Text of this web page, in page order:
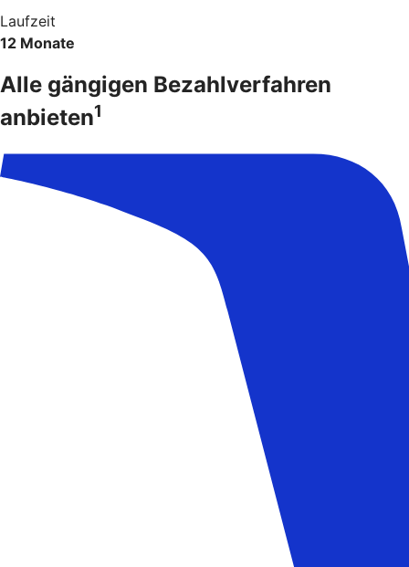
Laufzeit
12 Monate
Alle gängigen Bezahlverfahren
anbieten1